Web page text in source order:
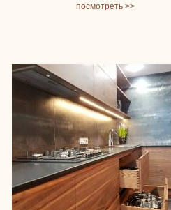
посмотреть >>